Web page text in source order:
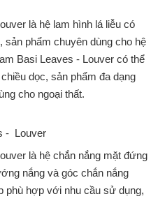
là hệ lam hình lá liễu có
sản phẩm chuyên dùng cho hệ
Basi Leaves - Louver có thể
dọc, sản phẩm đa dạng
cho ngoại thất.
- Louver
là hệ chắn nắng mặt đứng
nắng và góc chắn nắng
phù hợp với nhu cầu sử dụng,